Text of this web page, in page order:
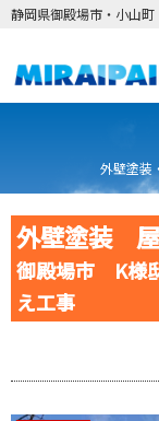
静岡県御殿場市・小山
外壁塗装
外壁塗装
御殿場市 K様
え工事